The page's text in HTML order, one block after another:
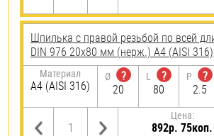
Шпилька с правой резьбой по всей
DIN 976 20х80 мм (нерж.) A4 (AISI 316)
Материал
A4 (AISI 316)
Ø
?
20
L
?
80
P
?
2.5
Цена:
892р. 75коп.